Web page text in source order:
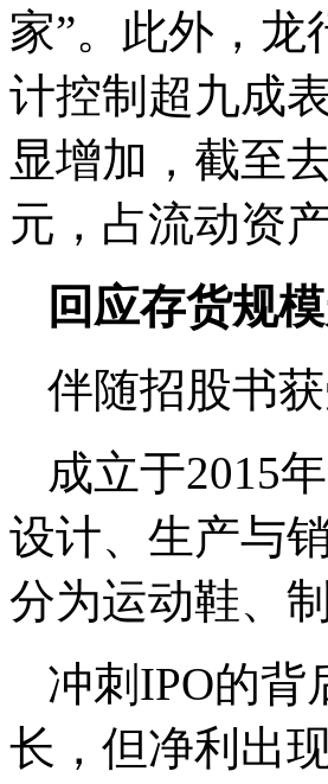
家”。此外，
计控制超九成
显增加，截至
元，占流动资
回应存货规
伴随招股书
成立于2015
设计、生产与
分为运动鞋、
冲刺IPO的
长，但净利出